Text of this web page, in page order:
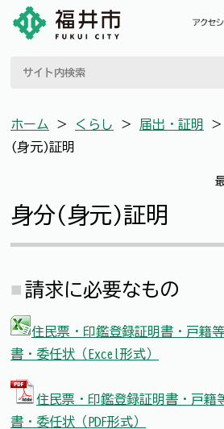
ホーム ＞ くらし ＞ 届出・証明 ＞
(身元)証明
身分(身元)証明
請求に必要なもの
住民票・印鑑登録証明書・戸籍
書・委任状（Excel形式）
住民票・印鑑登録証明書・戸籍
書・委任状（PDF形式）